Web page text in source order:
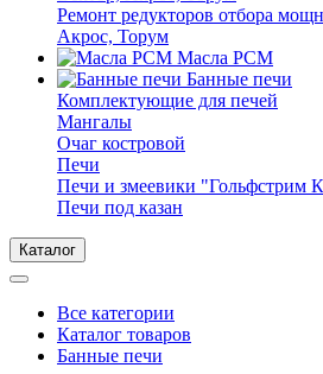
Ремонт редукторов отбора
Акрос, Торум
Масла РСМ
Банные печи
Комплектующие для печей
Мангалы
Очаг костровой
Печи
Печи и змеевики "Гольфстрим
Печи под казан
Каталог
Все категории
Каталог товаров
Банные печи